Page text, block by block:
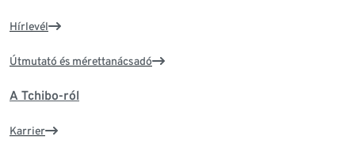
Hírlevél
Útmutató és mérettanácsadó
A Tchibo-ról
Karrier